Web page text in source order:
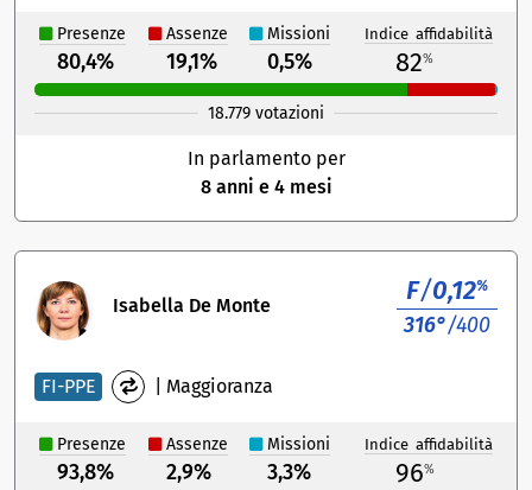
Presenze Assenze Missioni Indice affidabilità
80,4% 19,1% 0,5% 82%
18.779 votazioni
In parlamento per
8 anni e 4 mesi
Isabella De Monte F/0,12%
316°/400
FI-PPE Maggioranza
Presenze Assenze Missioni Indice affidabilità
93,8% 2,9% 3,3% 96%